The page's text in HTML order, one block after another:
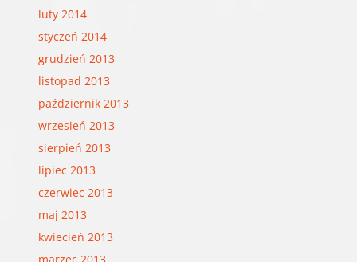
luty 2014
styczeń 2014
grudzień 2013
listopad 2013
październik 2013
wrzesień 2013
sierpień 2013
lipiec 2013
czerwiec 2013
maj 2013
kwiecień 2013
marzec 2013